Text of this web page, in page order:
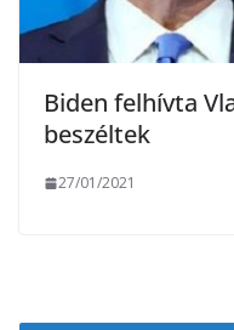
Biden felhívta
beszéltek
27/01/2021